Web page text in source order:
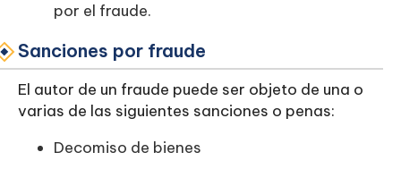
por el fraude.
Sanciones por fraude
El autor de un fraude puede ser objeto de una o
varias de las siguientes sanciones o penas:
Decomiso de bienes